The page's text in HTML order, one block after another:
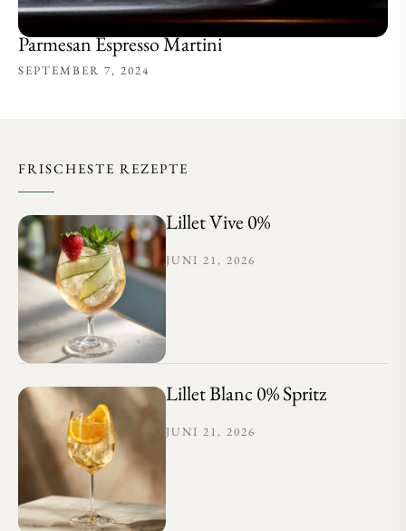
Parmesan Espresso Martini
SEPTEMBER 7, 2024
FRISCHESTE REZEPTE
Lillet Vive 0%
JUNI 21, 2026
Lillet Blanc 0% Spritz
JUNI 21, 2026